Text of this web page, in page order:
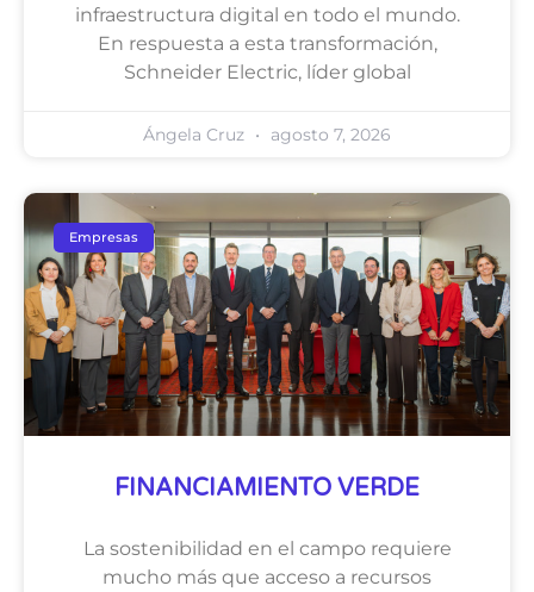
infraestructura digital en todo el mundo.
En respuesta a esta transformación,
Schneider Electric, líder global
Ángela Cruz agosto 7, 2026
Empresas
FINANCIAMIENTO VERDE
La sostenibilidad en el campo requiere
mucho más que acceso a recursos